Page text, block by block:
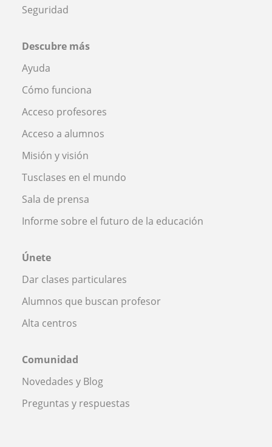
Seguridad
Descubre más
Ayuda
Cómo funciona
Acceso profesores
Acceso a alumnos
Misión y visión
Tusclases en el mundo
Sala de prensa
Informe sobre el futuro de la educación
Únete
Dar clases particulares
Alumnos que buscan profesor
Alta centros
Comunidad
Novedades y Blog
Preguntas y respuestas